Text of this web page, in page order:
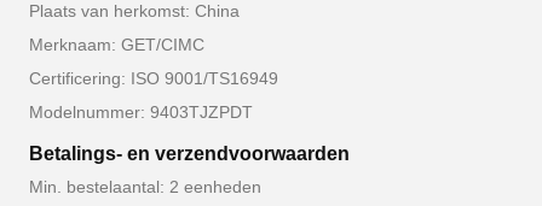
Plaats van herkomst: China
Merknaam: GET/CIMC
Certificering: ISO 9001/TS16949
Modelnummer: 9403TJZPDT
Betalings- en verzendvoorwaarden
Min. bestelaantal: 2 eenheden